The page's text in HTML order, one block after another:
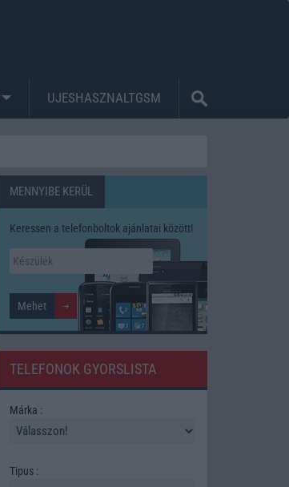
UJESHASZNALTGSM
MENNYIBE KERÜL
Keressen a telefonboltok ajánlatai között!
TELEFONOK GYORSLISTA
Márka :
Tipus :